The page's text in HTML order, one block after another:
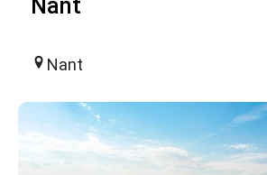
Nant
Nant